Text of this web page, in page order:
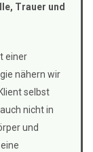
Trauer und
einer
nähern wir
selbst
nicht in
und